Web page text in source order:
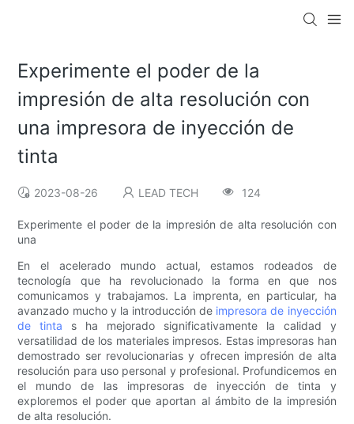
Experimente el poder de la
impresión de alta resolución con
una impresora de inyección de
tinta
2023-08-26 LEAD TECH 124
Experimente el poder de la impresión de alta resolución con
una
En el acelerado mundo actual, estamos rodeados de
tecnología que ha revolucionado la forma en que nos
comunicamos y trabajamos. La imprenta, en particular, ha
avanzado mucho y la introducción de impresora de inyección
de tinta s ha mejorado significativamente la calidad y
versatilidad de los materiales impresos. Estas impresoras han
demostrado ser revolucionarias y ofrecen impresión de alta
resolución para uso personal y profesional. Profundicemos en
el mundo de las impresoras de inyección de tinta y
exploremos el poder que aportan al ámbito de la impresión
de alta resolución.